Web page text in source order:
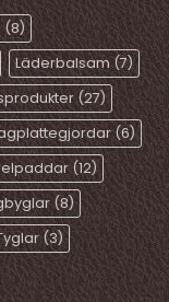
(8)
Läderbalsam(7)
(27)
(6)
(12)
(8)
(3)